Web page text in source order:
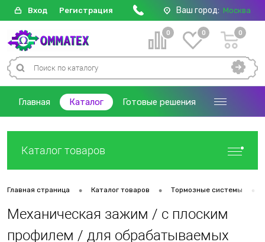
Вход Регистрация Ваш город: Москва
0 0 0
Главная Каталог Готовые решения
Каталог товаров
Главная страница • Каталог товаров • Тормозные системы •
Механическая зажим / с плоским
профилем / для обрабатываемых